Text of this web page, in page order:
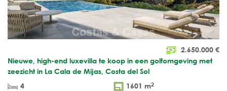
2.650.000 €
Nieuwe, high-end luxevilla te koop in een golfomgeving met
zeezicht in La Cala de Mijas, Costa del Sol
4
1601 m2